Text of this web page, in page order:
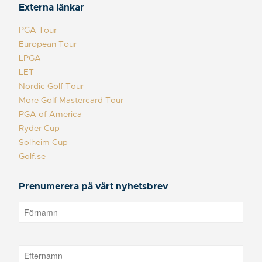
Externa länkar
PGA Tour
European Tour
LPGA
LET
Nordic Golf Tour
More Golf Mastercard Tour
PGA of America
Ryder Cup
Solheim Cup
Golf.se
Prenumerera på vårt nyhetsbrev